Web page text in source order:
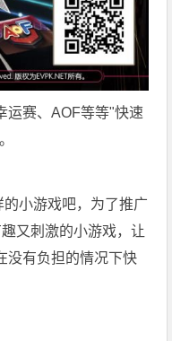
运赛、AOF等等"快速
小游戏吧，为了推广
又刺激的小游戏，让
没有负担的情况下快